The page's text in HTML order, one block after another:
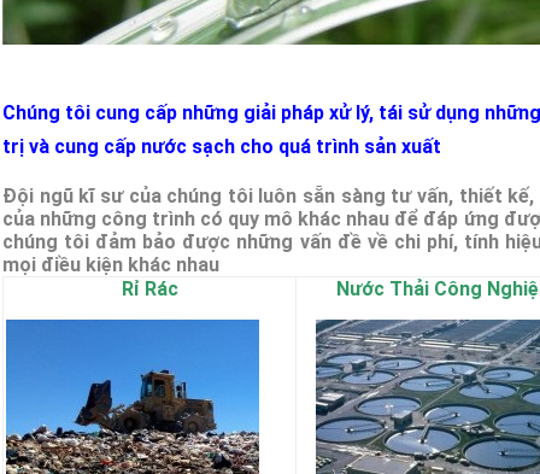
Chúng tôi cung cấp những giải pháp xử lý, tái sử dụng
trị và cung cấp nước sạch cho quá trình sản xuất
Đội ngũ kĩ sư của chúng tôi luôn sẵn sàng tư vấn, thiết
của những công trình có quy mô khác nhau để đáp ứng
chúng tôi đảm bảo được những vấn đề về chi phí, tính
mọi điều kiện khác nhau
Rỉ Rác
Nước Thải Công